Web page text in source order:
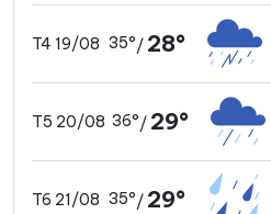
T4 19/08 35°/ 28°
T5 20/08 36°/ 29°
T6 21/08 35°/ 29°